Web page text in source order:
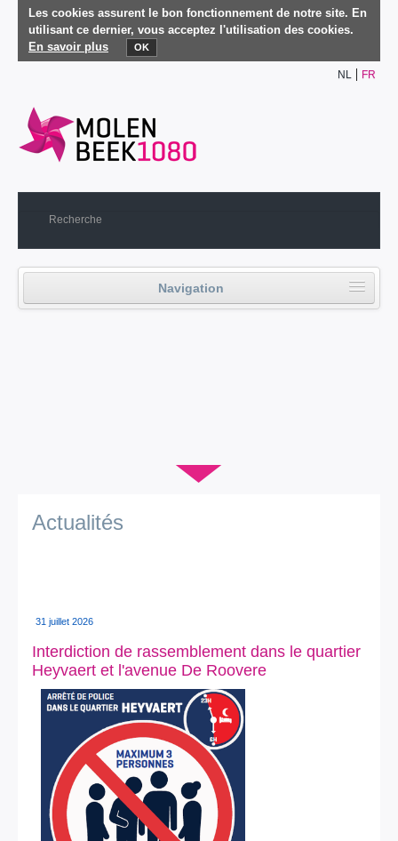
Les cookies assurent le bon fonctionnement de notre site. En
utilisant ce dernier, vous acceptez l'utilisation des cookies.
En savoir plus
OK
NL FR
Navigation
Actualités
▼
Actualités
31 juillet 2026
Interdiction de rassemblement dans le quartier
Heyvaert et l'avenue De Roovere